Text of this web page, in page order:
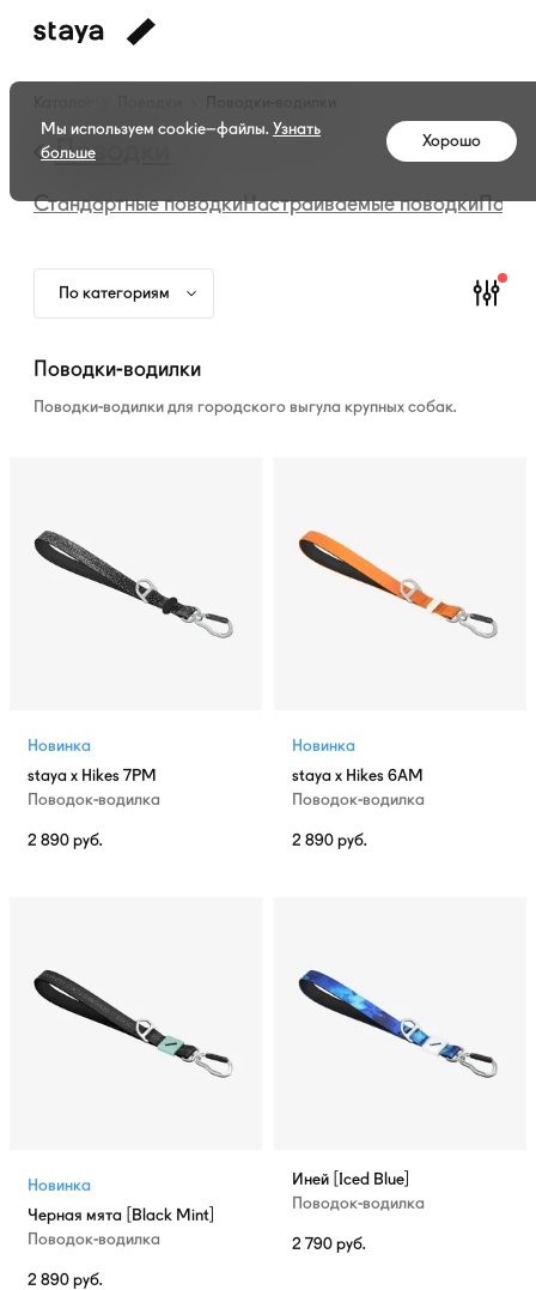
Каталог
амуниции
—
Поводки-
водилки
Поводки
Стандартные поводкиНастраиваемые поводки
По категориям
Поводки-водилки
Поводки-водилки для городского выгула крупных собак.
Новинка
staya x Hikes 7PM
Поводок-водилка
2 890 руб.
Новинка
staya x Hikes 6AM
Поводок-водилка
2 890 руб.
Новинка
Черная мята [Black Mint]
Поводок-водилка
2 890 руб.
Иней [Iced Blue]
Поводок-водилка
2 790 руб.
Мы используем cookie–файлы. Узнать
больше
Хорошо